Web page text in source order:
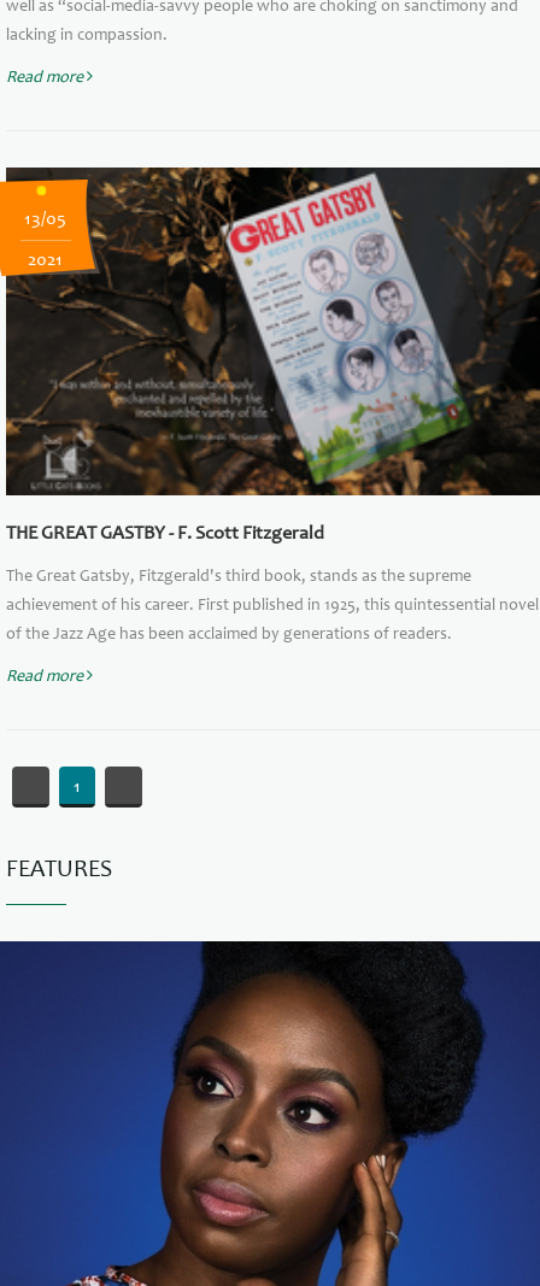
well as “social-media-savvy people who are choking on sanctimony and
lacking in compassion.
Read more
13/05
2021
THE GREAT GASTBY - F. Scott Fitzgerald
The Great Gatsby, Fitzgerald's third book, stands as the supreme
achievement of his career. First published in 1925, this quintessential novel
of the Jazz Age has been acclaimed by generations of readers.
Read more
1
FEATURES